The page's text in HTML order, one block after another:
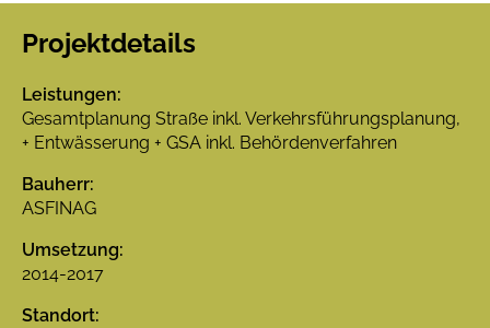
Projektdetails
Leistungen:
Gesamtplanung Straße inkl. Verkehrsführungsplanung,
+ Entwässerung + GSA inkl. Behördenverfahren
Bauherr:
ASFINAG
Umsetzung:
2014-2017
Standort: